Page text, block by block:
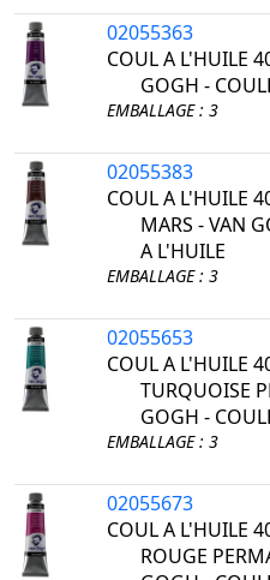
02055363
COUL A L'HUILE
GOGH -
EMBALLAGE : 3
02055383
COUL A L'HUILE
MARS - VAN
A L'HUILE
EMBALLAGE : 3
02055653
COUL A L'HUILE
TURQUOISE
GOGH -
EMBALLAGE : 3
02055673
COUL A L'HUILE
ROUGE